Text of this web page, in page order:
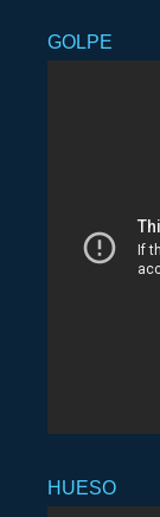
GOLPE
HUESO